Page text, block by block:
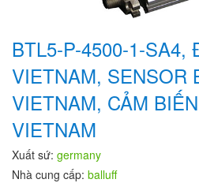
BTL5-P-4500-1-SA4,
VIETNAM, SENSOR
VIETNAM, CẢM
VIETNAM
Xuất sứ: germany
Nhà cung cấp: balluff